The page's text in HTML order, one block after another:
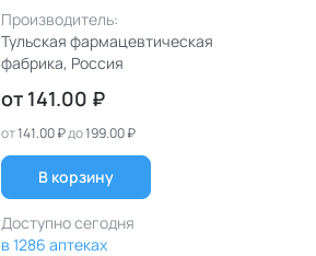
Производитель:
Тульская фармацевтическая
фабрика, Россия
от 141.00 ₽
от141.00 ₽до199.00 ₽
В корзину
Доступно сегодня
в 1286 аптеках